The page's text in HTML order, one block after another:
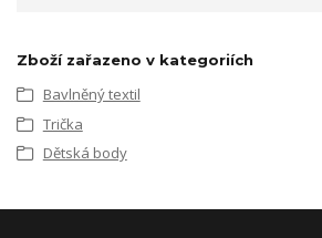
Zboží zařazeno v kategoriích
Bavlněný textil
Trička
Dětská body